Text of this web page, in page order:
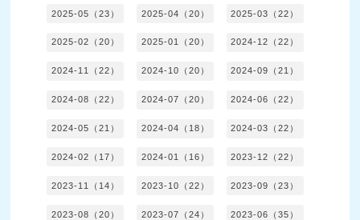
2025-05（23） 2025-04（20） 2025-03（22）
2025-02（20） 2025-01（20） 2024-12（22）
2024-11（22） 2024-10（20） 2024-09（21）
2024-08（22） 2024-07（20） 2024-06（22）
2024-05（21） 2024-04（18） 2024-03（22）
2024-02（17） 2024-01（16） 2023-12（22）
2023-11（14） 2023-10（22） 2023-09（23）
2023-08（20） 2023-07（24） 2023-06（35）